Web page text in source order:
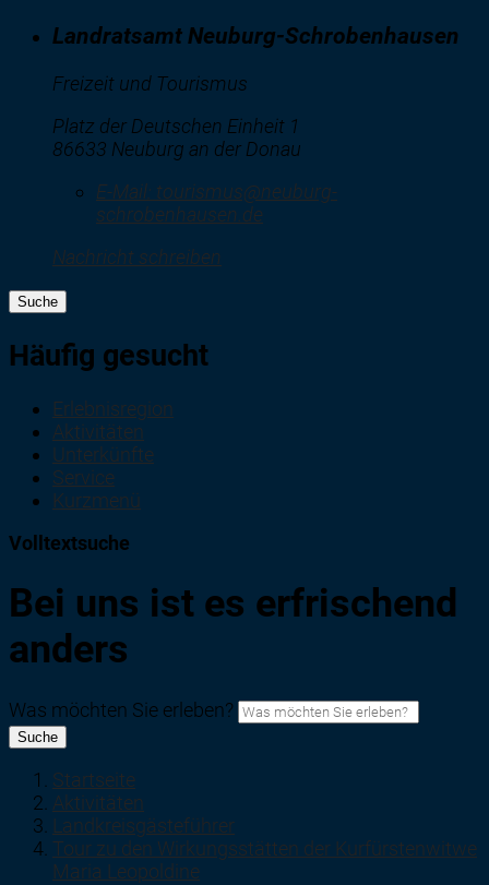
Landratsamt Neuburg-Schrobenhausen
Freizeit und Tourismus
Platz der Deutschen Einheit 1
86633 Neuburg an der Donau
E-Mail: tourismus@neuburg-
schrobenhausen.de
Nachricht schreiben
Suche
Häufig gesucht
Erlebnisregion
Aktivitäten
Unterkünfte
Service
Kurzmenü
Volltextsuche
Bei uns ist es erfrischend
anders
Was möchten Sie erleben?
Suche
Startseite
Aktivitäten
Landkreisgästeführer
Tour zu den Wirkungsstätten der Kurfürstenwitwe
Maria Leopoldine